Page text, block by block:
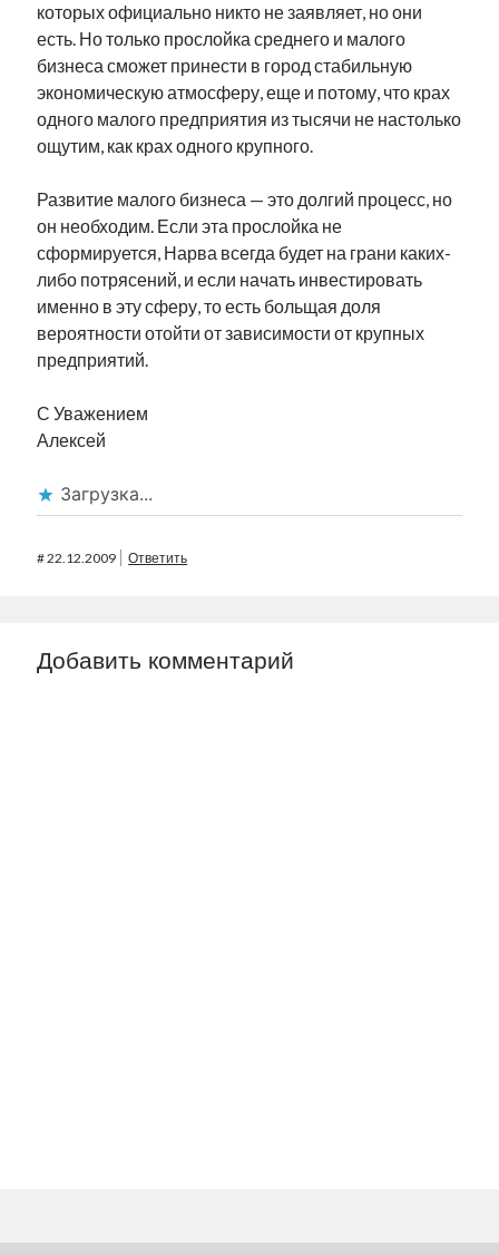
которых официально никто не заявляет, но они
есть. Но только прослойка среднего и малого
бизнеса сможет принести в город стабильную
экономическую атмосферу, еще и потому, что крах
одного малого предприятия из тысячи не настолько
ощутим, как крах одного крупного.
Развитие малого бизнеса — это долгий процесс, но
он необходим. Если эта прослойка не
сформируется, Нарва всегда будет на грани каких-
либо потрясений, и если начать инвестировать
именно в эту сферу, то есть больщая доля
вероятности отойти от зависимости от крупных
предприятий.
С Уважением
Алексей
Загрузка...
#22.12.2009 Ответить
Добавить комментарий